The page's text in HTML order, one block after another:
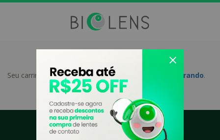
Seu carrinho está vazioclique aqui e continue comprando.
Formas de Pagamento